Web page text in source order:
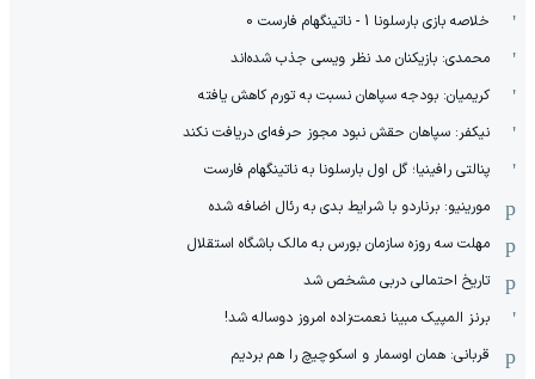
خلاصه بازی بارسلونا 1 - ناتینگهام فارست 0
محمدی: بازیکنان مد نظر ویسی جذب شده‌اند
کریمیان: بودجه سپاهان نسبت به تورم کاهش یافته
نیکفر: سپاهان حقش نبود مجوز حرفه‌ای دریافت نکند
پنالتی رافینیا؛ گل اول بارسلونا به ناتینگهام فارست
مورینیو: برناردو با شرایط بدی به رئال اضافه شده
مهلت سه روزه سازمان بورس به مالک باشگاه استقلال
تاریخ احتمالی دربی مشخص شد
برنز المپیک مبینا نعمت‌زاده امروز دوساله شد!
قربانی: همان اوسمار و اسکوچیچ را هم بردیم